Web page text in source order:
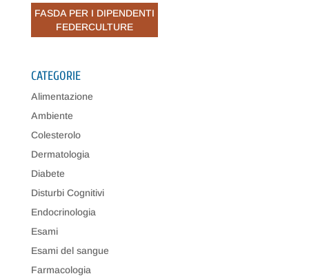
FASDA PER I DIPENDENTI
FEDERCULTURE
CATEGORIE
Alimentazione
Ambiente
Colesterolo
Dermatologia
Diabete
Disturbi Cognitivi
Endocrinologia
Esami
Esami del sangue
Farmacologia